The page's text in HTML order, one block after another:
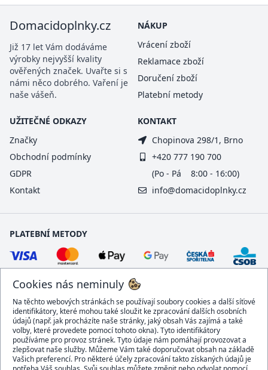
Cookies nás neminuly
Na těchto webových stránkách se používají soubory cookies a další síťové
identifikátory, které mohou také sloužit ke zpracování dalších osobních
údajů (např. jak procházíte naše stránky, jaký obsah Vás zajímá a také
volby, které provedete pomocí tohoto okna). Tyto identifikátory
používáme pro provoz stránek. Tyto údaje nám pomáhají provozovat a
zlepšovat naše služby. Můžeme Vám také doporučovat obsah na základě
Vašich preferencí. Pro některé účely zpracování takto získaných údajů je
Domacidoplnky.cz
Již 17 let Vám dodáváme
výrobky nejvyšší kvality
ověřených značek. Uvařte si s
námi něco dobrého. Vaření je
naše vášeň.
NÁKUP
Vrácení zboží
Reklamace zboží
Doručení zboží
Platební metody
UŽITEČNÉ ODKAZY
Značky
Obchodní podmínky
GDPR
Kontakt
KONTAKT
Chopinova 298/1, Brno
+420 777 190 700
(Po - Pá 8:00 - 16:00)
info@domacidoplnky.cz
PLATEBNÍ METODY
DOPRAVCI